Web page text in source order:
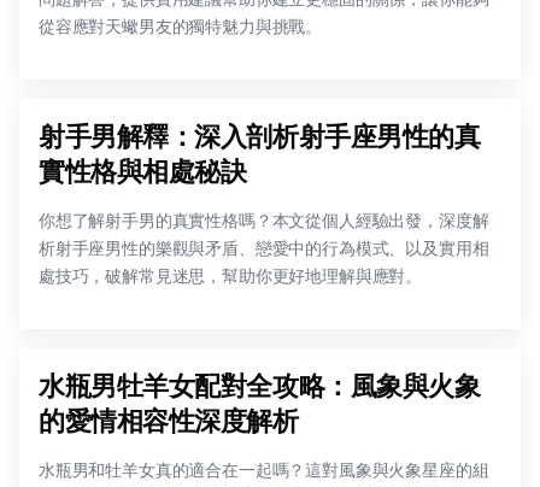
從容應對天蠍男友的獨特魅力與挑戰。
射手男解釋：深入剖析射手座男性的真
實性格與相處秘訣
你想了解射手男的真實性格嗎？本文從個人經驗出發，深度解
析射手座男性的樂觀與矛盾、戀愛中的行為模式、以及實用相
處技巧，破解常見迷思，幫助你更好地理解與應對。
水瓶男牡羊女配對全攻略：風象與火象
的愛情相容性深度解析
水瓶男和牡羊女真的適合在一起嗎？這對風象與火象星座的組